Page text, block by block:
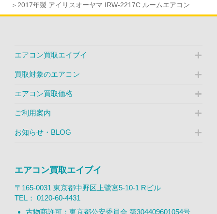
2017年製 アイリスオーヤマ IRW-2217C ルームエアコン
エアコン買取エイブイ
買取対象のエアコン
エアコン買取価格
ご利用案内
お知らせ・BLOG
エアコン買取エイブイ
〒165-0031 東京都中野区上鷺宮5-10-1 Rビル
TEL： 0120-60-4431
古物商許可：東京都公安委員会 第304409601054号